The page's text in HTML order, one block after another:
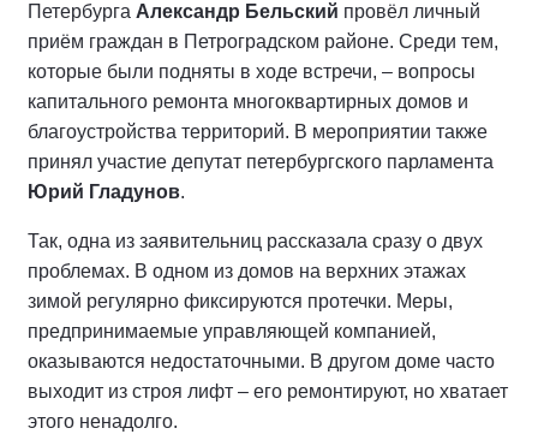
Петербурга Александр Бельский провёл личный
приём граждан в Петроградском районе. Среди тем,
которые были подняты в ходе встречи, – вопросы
капитального ремонта многоквартирных домов и
благоустройства территорий. В мероприятии также
принял участие депутат петербургского парламента
Юрий Гладунов.
Так, одна из заявительниц рассказала сразу о двух
проблемах. В одном из домов на верхних этажах
зимой регулярно фиксируются протечки. Меры,
предпринимаемые управляющей компанией,
оказываются недостаточными. В другом доме часто
выходит из строя лифт – его ремонтируют, но хватает
этого ненадолго.